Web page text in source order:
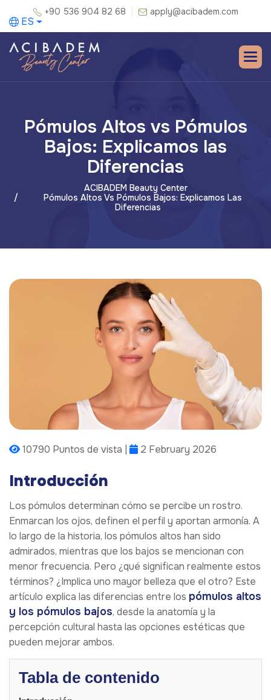
+90 536 904 82 68 apply@acibadem.com
ES
Pómulos Altos vs Pómulos
Bajos: Explicamos las
Diferencias
ACIBADEM Beauty Center
Pómulos Altos Vs Pómulos Bajos: Explicamos Las
Diferencias
10790 Puntos de vista | 2 February 2026
Introducción
Los pómulos determinan cómo se percibe un rostro.
Enmarcan los ojos, definen el perfil y aportan armonía. A
lo largo de la historia, los pómulos altos han sido
admirados, mientras que los bajos se mencionan con
menor frecuencia. Pero ¿qué significan realmente estos
términos? ¿Implica uno mayor belleza que el otro? Este
artículo explica las diferencias entre los pómulos altos
y los pómulos bajos, desde la anatomía y la
percepción cultural hasta las opciones estéticas que
pueden mejorar ambos.
Tabla de contenido